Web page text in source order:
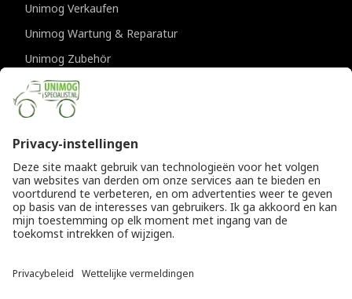
Unimog Verkaufen
Unimog Wartung & Reparatur
Unimog Zubehör
Unimog APK-prufungen
KONTAKTDATEN
Provincialeweg 94-98
Die Niederlande
T+31 (0)418 632073
Einfo@unimogspecialist.nl